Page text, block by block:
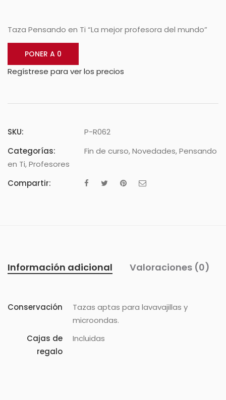
Taza Pensando en Ti “La mejor profesora del mundo”
PONER A 0
Regístrese para ver los precios
SKU:
P-R062
Categorías:
Fin de curso,Novedades,Pensando
en Ti,Profesores
Compartir:
Información adicional Valoraciones (0)
Conservación
Tazas aptas para lavavajillas y
microondas.
Cajas de
regalo
Incluidas